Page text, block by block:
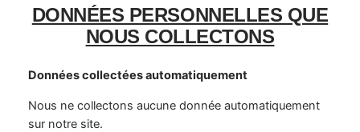
DONNÉES PERSONNELLES QUE
NOUS COLLECTONS
Données collectées automatiquement
Nous ne collectons aucune donnée automatiquement
sur notre site.